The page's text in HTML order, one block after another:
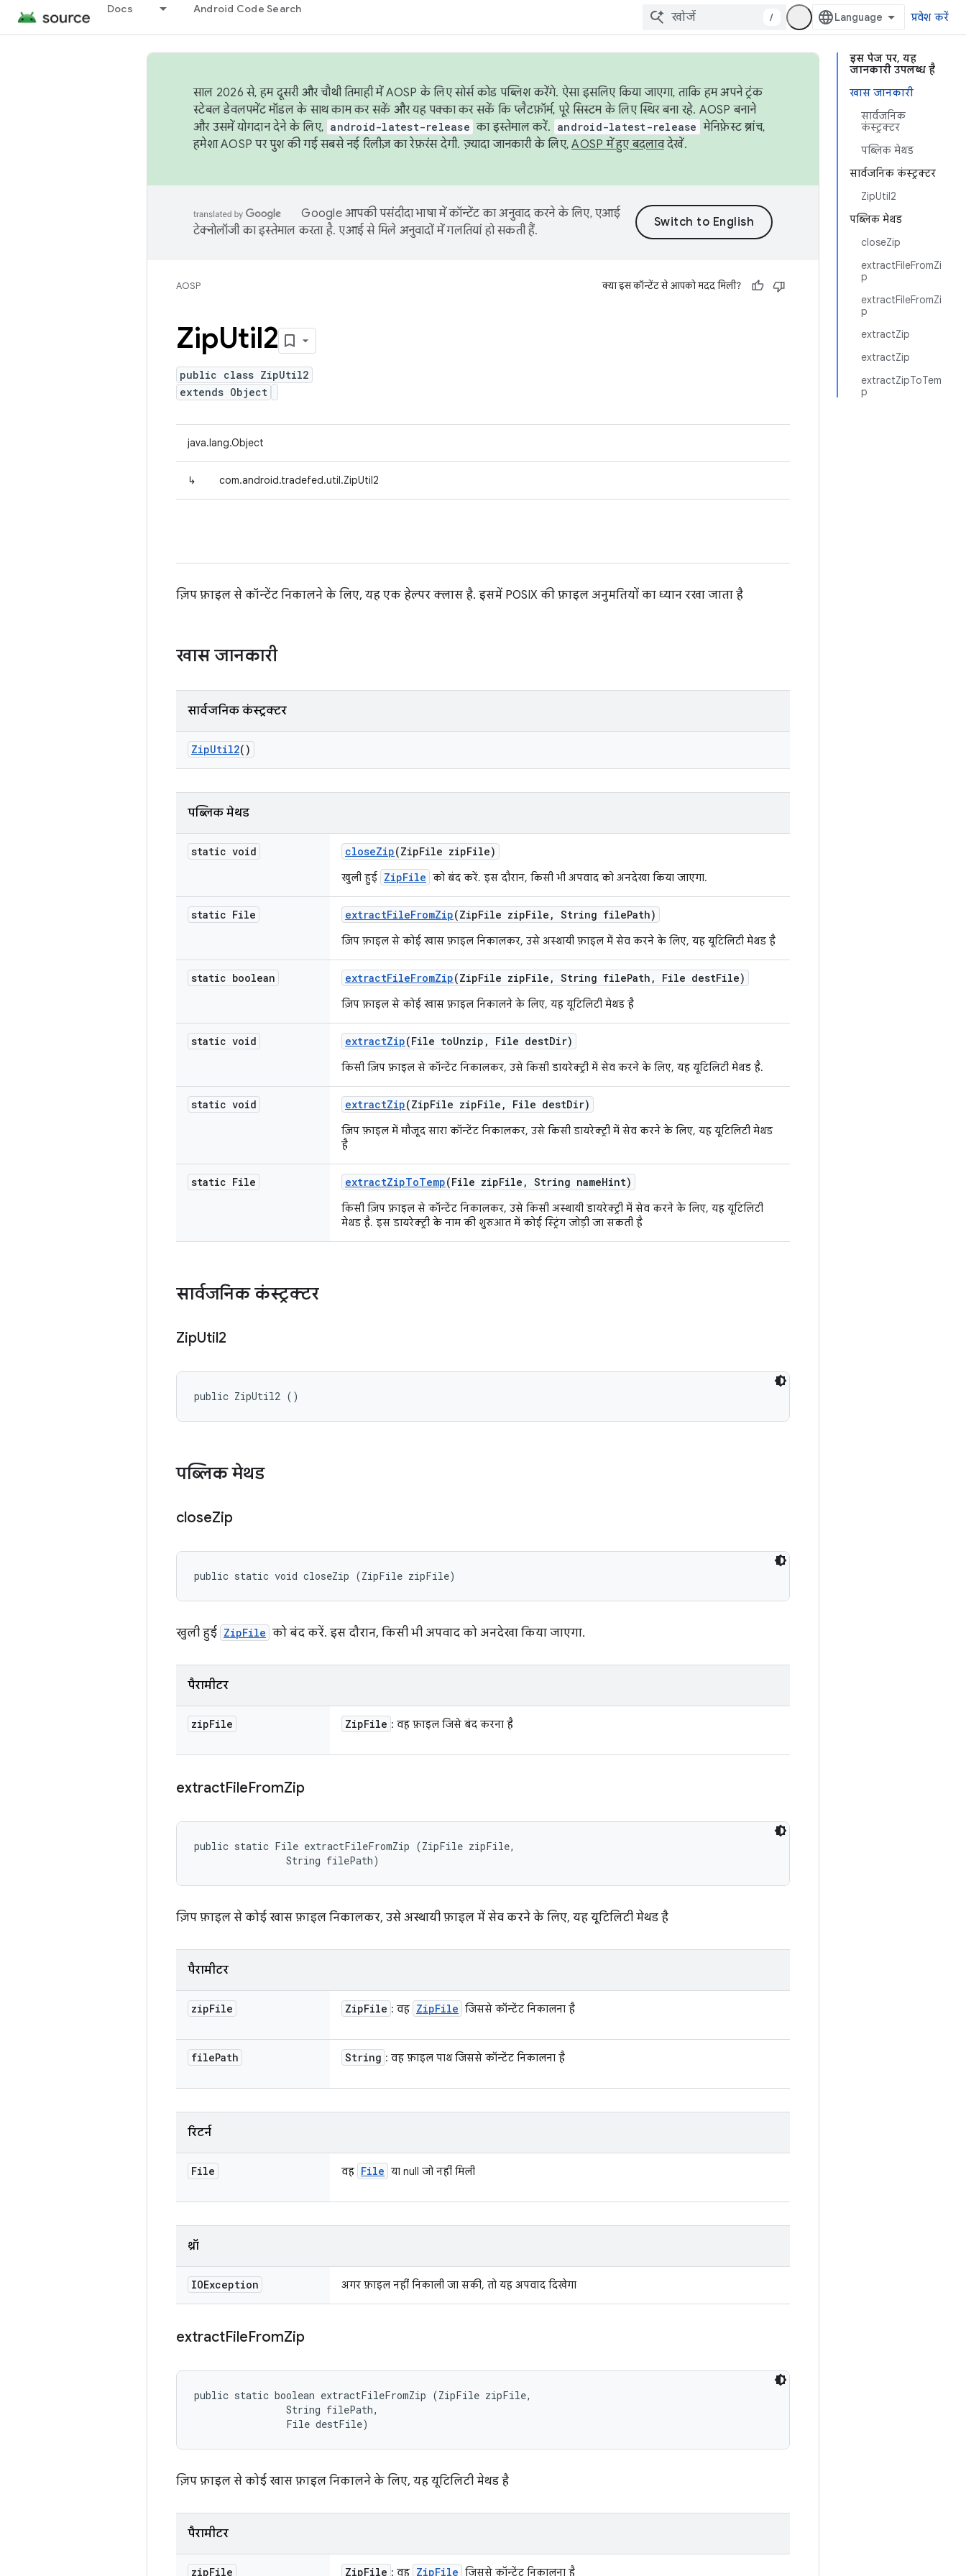
Docs Android Code Search
/ प्रवेश करें
इस पेज पर, यह
जानकारी उपलब्ध है
खास जानकारी
सार्वजनिक
कंस्ट्रक्टर
पब्लिक मेथड
सार्वजनिक कंस्ट्रक्टर
ZipUtil2
पब्लिक मेथड
closeZip
extractFileFromZi
p
extractFileFromZi
p
extractZip
extractZip
extractZipToTem
p
साल 2026 से, हम दूसरी और चौथी तिमाही में AOSP के लिए सोर्स कोड पब्लिश करेंगे. ऐसा इसलिए किया जाएगा, ताकि हम अपने ट्रंक
स्टेबल डेवलपमेंट मॉडल के साथ काम कर सकें और यह पक्का कर सकें कि प्लैटफ़ॉर्म, पूरे सिस्टम के लिए स्थिर बना रहे. AOSP बनाने
और उसमें योगदान देने के लिए, android-latest-release का इस्तेमाल करें. android-latest-release मेनिफ़ेस्ट ब्रांच,
हमेशा AOSP पर पुश की गई सबसे नई रिलीज़ का रेफ़रंस देगी. ज़्यादा जानकारी के लिए,AOSP में हुए बदलावदेखें.
Google आपकी पसंदीदा भाषा में कॉन्टेंट का अनुवाद करने के लिए, एआई
टेक्नोलॉजी का इस्तेमाल करता है. एआई से मिले अनुवादों में गलतियां हो सकती हैं.
AOSP क्या इस कॉन्टेंट से आपको मदद मिली?
ZipUtil2
public class ZipUtil2
extends Object
java.lang.Object
↳ com.android.tradefed.util.ZipUtil2
ज़िप फ़ाइल से कॉन्टेंट निकालने के लिए, यह एक हेल्पर क्लास है. इसमें POSIX की फ़ाइल अनुमतियों का ध्यान रखा जाता है
खास जानकारी
सार्वजनिक कंस्ट्रक्टर
ZipUtil2()
पब्लिक मेथड
static void closeZip(ZipFile zipFile)
खुली हुई ZipFile को बंद करें. इस दौरान, किसी भी अपवाद को अनदेखा किया जाएगा.
static File extractFileFromZip(ZipFile zipFile , String filePath)
ज़िप फ़ाइल से कोई खास फ़ाइल निकालकर, उसे अस्थायी फ़ाइल में सेव करने के लिए, यह यूटिलिटी मेथड है
static boolean extractFileFromZip(ZipFile zipFile , String filePath , File destFile)
ज़िप फ़ाइल से कोई खास फ़ाइल निकालने के लिए, यह यूटिलिटी मेथड है
static void extractZip(File toUnzip , File destDir)
किसी ज़िप फ़ाइल से कॉन्टेंट निकालकर, उसे किसी डायरेक्ट्री में सेव करने के लिए, यह यूटिलिटी मेथड है.
static void extractZip(ZipFile zipFile , File destDir)
ज़िप फ़ाइल में मौजूद सारा कॉन्टेंट निकालकर, उसे किसी डायरेक्ट्री में सेव करने के लिए, यह यूटिलिटी मेथड
है
static File extractZipToTemp(File zipFile , String nameHint)
किसी ज़िप फ़ाइल से कॉन्टेंट निकालकर, उसे किसी अस्थायी डायरेक्ट्री में सेव करने के लिए, यह यूटिलिटी
मेथड है. इस डायरेक्ट्री के नाम की शुरुआत में कोई स्ट्रिंग जोड़ी जा सकती है
सार्वजनिक कंस्ट्रक्टर
ZipUtil2
public ZipUtil2 ()
पब्लिक मेथड
closeZip
public static void closeZip (ZipFile zipFile)
खुली हुई ZipFile को बंद करें. इस दौरान, किसी भी अपवाद को अनदेखा किया जाएगा.
पैरामीटर
zipFile ZipFile : वह फ़ाइल जिसे बंद करना है
extractFileFromZip
public static File extractFileFromZip (ZipFile zipFile,
                String filePath)
ज़िप फ़ाइल से कोई खास फ़ाइल निकालकर, उसे अस्थायी फ़ाइल में सेव करने के लिए, यह यूटिलिटी मेथड है
पैरामीटर
zipFile ZipFile : वह ZipFile जिससे कॉन्टेंट निकालना है
filePath String : वह फ़ाइल पाथ जिससे कॉन्टेंट निकालना है
रिटर्न
File वह File या null जो नहीं मिली
थ्रॉ
IOException अगर फ़ाइल नहीं निकाली जा सकी, तो यह अपवाद दिखेगा
extractFileFromZip
public static boolean extractFileFromZip (ZipFile zipFile,
                String filePath,
                File destFile)
ज़िप फ़ाइल से कोई खास फ़ाइल निकालने के लिए, यह यूटिलिटी मेथड है
पैरामीटर
zipFile ZipFile : वह ZipFile जिससे कॉन्टेंट निकालना है